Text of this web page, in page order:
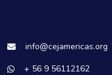
info@cejamericas.org
+ 56 9 56112162